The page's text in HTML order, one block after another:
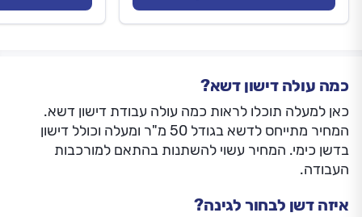
כמה עולה דישון דשא?
כאן למעלה תוכלו לראות כמה עולה עבודת דישון דשא.
המחיר מתייחס לדשא בגודל 50 מ"ר ומעלה וכולל דישון
בדשן כימי. המחיר עשוי להשתנות בהתאם למורכבות
העבודה.
איזה דשן לבחור לגינה?